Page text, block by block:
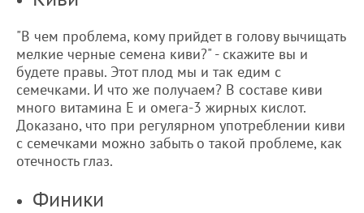
"В чем проблема, кому прийдет в голову вычищать
мелкие черные семена киви?" - скажите вы и
будете правы. Этот плод мы и так едим с
семечками. И что же получаем? В составе киви
много витамина Е и омега-3 жирных кислот.
Доказано, что при регулярном употреблении киви
с семечками можно забыть о такой проблеме, как
отечность глаз.
Финики